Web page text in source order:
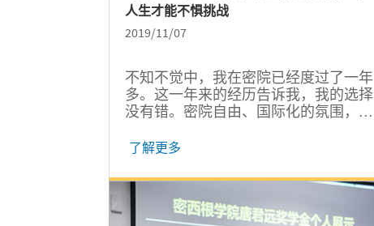
人生才能不惧挑战
2019/11/07
不知不觉中，我在密院已经度过了一年
多。这一年来的经历告诉我，我的选择
没有错。密院自由、国际化的氛围，让
和挑战，则让我变得更加独立坚强。
了解更多